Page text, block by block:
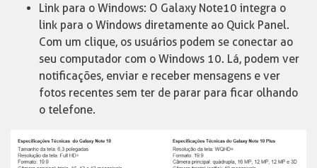
Link para o Windows: O Galaxy Note10 integra o
link para o Windows diretamente ao Quick Panel.
Com um clique, os usuários podem se conectar ao
seu computador com o Windows 10. Lá, podem ver
notificações, enviar e receber mensagens e ver
fotos recentes sem ter de parar para ficar olhando
o telefone.